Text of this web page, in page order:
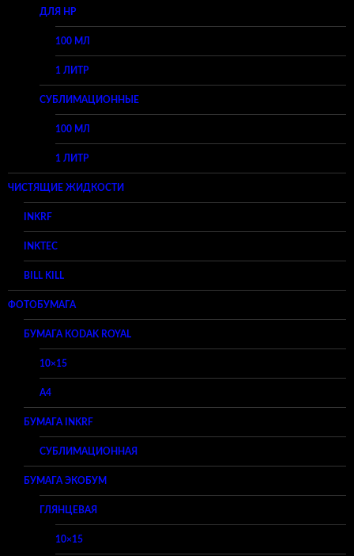
ДЛЯ HP
100 МЛ
1 ЛИТР
СУБЛИМАЦИОННЫЕ
100 МЛ
1 ЛИТР
ЧИСТЯЩИЕ ЖИДКОСТИ
INKRF
INKTEC
BILL KILL
ФОТОБУМАГА
БУМАГА KODAK ROYAL
10×15
A4
БУМАГА INKRF
СУБЛИМАЦИОННАЯ
БУМАГА ЭКОБУМ
ГЛЯНЦЕВАЯ
10×15